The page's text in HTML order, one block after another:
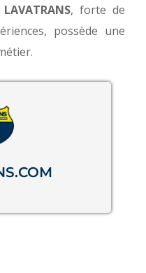
LAVATRANS, forte de
possède une